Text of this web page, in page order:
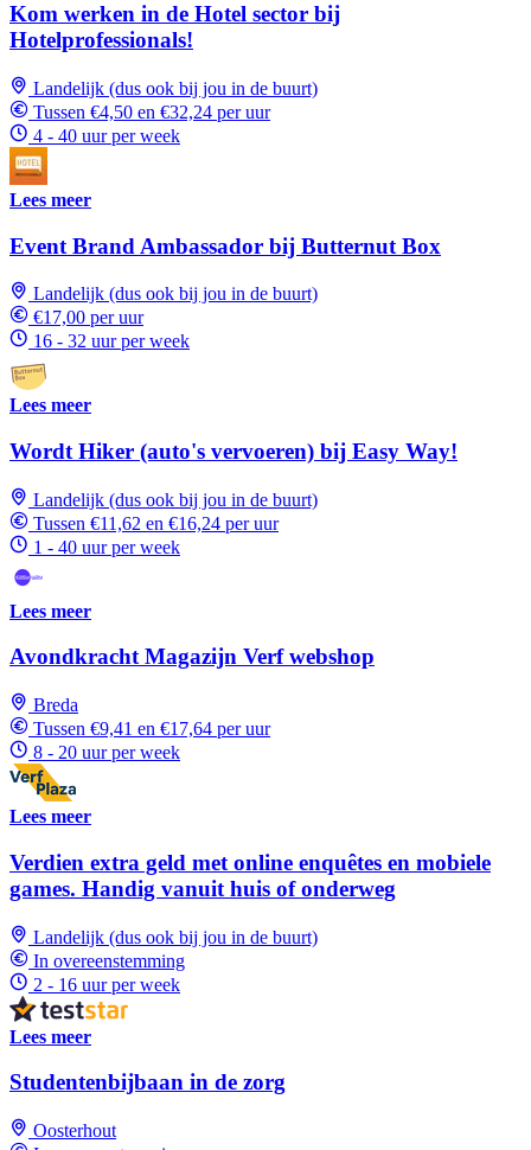
Kom werken in de Hotel sector bij
Hotelprofessionals!
Landelijk (dus ook bij jou in de buurt)
Tussen €4,50 en €32,24 per uur
4 - 40 uur per week
Lees meer
Event Brand Ambassador bij Butternut Box
Landelijk (dus ook bij jou in de buurt)
€17,00 per uur
16 - 32 uur per week
Lees meer
Wordt Hiker (auto's vervoeren) bij Easy Way!
Landelijk (dus ook bij jou in de buurt)
Tussen €11,62 en €16,24 per uur
1 - 40 uur per week
Lees meer
Avondkracht Magazijn Verf webshop
Breda
Tussen €9,41 en €17,64 per uur
8 - 20 uur per week
Lees meer
Verdien extra geld met online enquêtes en mobiele
games. Handig vanuit huis of onderweg
Landelijk (dus ook bij jou in de buurt)
In overeenstemming
2 - 16 uur per week
Lees meer
Studentenbijbaan in de zorg
Oosterhout